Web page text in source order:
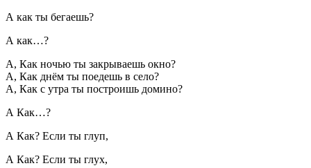
А как ты бегаешь?
А как…?
А, Как ночью ты закрываешь окно?
А, Как днём ты поедешь в село?
А, Как с утра ты построишь домино?
А Как…?
А Как? Если ты глуп,
А Как? Если ты глух,